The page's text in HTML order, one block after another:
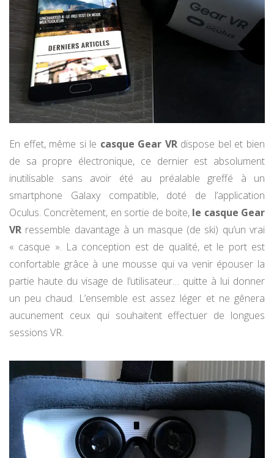
En effet, même si le casque Gear VRdispose bel et bien
de sa propre électronique, ce dernier est absolument
inutilisable sans avoir été au préalable greffé à un
smartphone Galaxy compatible, doté de l’application
Oculus. Concrètement, en sortie de boite, le casque Gear
VR ressemble davantage à un masque (de ski) qu’un vrai
« casque ». La conception est de qualité, et le port est
confortable grâce à une mousse qui va venir épouser la
partie haute du visage de l’utilisateur… quitte à lui donner
un peu chaud. L’ensemble est assez léger et ne gênera
aucunement ceux qui souhaitent effectuer de longues
sessions VR.